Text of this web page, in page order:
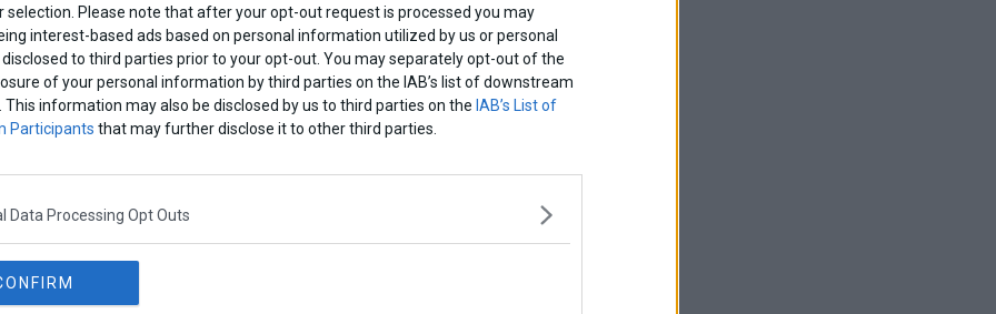
selection. Please note that after your opt-out request is processed you may
interest-based ads based on personal information utilized by us or personal
to third parties prior to your opt-out. You may separately opt-out of the
of your personal information by third parties on the IAB’s list of downstream
This information may also be disclosed by us to third parties on the IAB’s List of
Participants that may further disclose it to other third parties.
Data Processing Opt Outs
παπανδρεου
δημος αθηναιων